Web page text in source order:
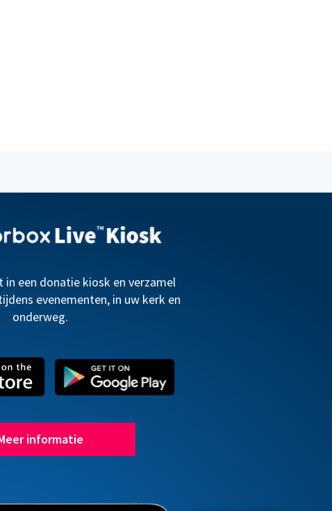
in een donatie kiosk en verzamel
evenementen, in uw kerk en
onderweg.
informatie